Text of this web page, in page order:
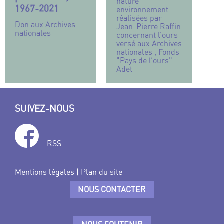
1967-2021
Don aux Archives
nationales
environnement
réalisées par
Jean-Pierre Raffin
concernant l’ours
versé aux Archives
nationales , Fonds
"Pays de l’ours" -
Adet
SUIVEZ-NOUS
RSS
Mentions légales | Plan du site
NOUS CONTACTER